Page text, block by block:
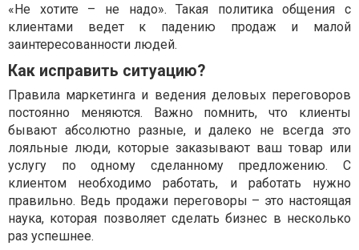
«Не хотите – не надо». Такая политика общения с
клиентами ведет к падению продаж и малой
заинтересованности людей.
Как исправить ситуацию?
Правила маркетинга и ведения деловых переговоров
постоянно меняются. Важно помнить, что клиенты
бывают абсолютно разные, и далеко не всегда это
лояльные люди, которые заказывают ваш товар или
услугу по одному сделанному предложению. С
клиентом необходимо работать, и работать нужно
правильно. Ведь продажи переговоры – это настоящая
наука, которая позволяет сделать бизнес в несколько
раз успешнее.